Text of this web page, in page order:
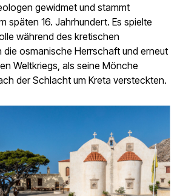
gewidmet und stammt
späten 16. Jahrhundert. Es spielte
während des kretischen
die osmanische Herrschaft und erneut
Weltkriegs, als seine Mönche
der Schlacht um Kreta versteckten.